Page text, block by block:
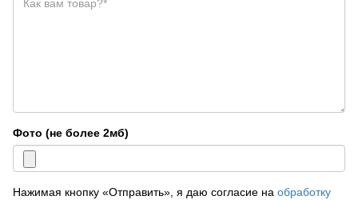
Фото (не более 2мб)
Нажимая кнопку «Отправить», я даю согласие на обработку